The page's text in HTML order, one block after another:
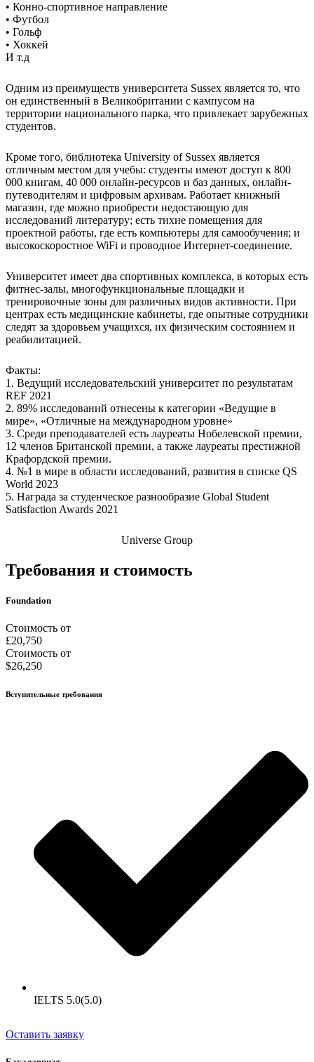
• Конно-спортивное направление
• Футбол
• Гольф
• Хоккей
И т.д
Одним из преимуществ университета Sussex является то, что
он единственный в Великобритании с кампусом на
территории национального парка, что привлекает зарубежных
студентов.
Кроме того, библиотека University of Sussex является
отличным местом для учебы: студенты имеют доступ к 800
000 книгам, 40 000 онлайн-ресурсов и баз данных, онлайн-
путеводителям и цифровым архивам. Работает книжный
магазин, где можно приобрести недостающую для
исследований литературу; есть тихие помещения для
проектной работы, где есть компьютеры для самообучения; и
высокоскоростное WiFi и проводное Интернет-соединение.
Университет имеет два спортивных комплекса, в которых есть
фитнес-залы, многофункциональные площадки и
тренировочные зоны для различных видов активности. При
центрах есть медицинские кабинеты, где опытные сотрудники
следят за здоровьем учащихся, их физическим состоянием и
реабилитацией.
Факты:
1. Ведущий исследовательский университет по результатам
REF 2021
2. 89% исследований отнесены к категории «Ведущие в
мире», «Отличные на международном уровне»
3. Среди преподавателей есть лауреаты Нобелевской премии,
12 членов Британской премии, а также лауреаты престижной
Крафордской премии.
4. №1 в мире в области исследований, развития в списке QS
World 2023
5. Награда за студенческое разнообразие Global Student
Satisfaction Awards 2021
Universe Group
Требования и стоимость
Foundation
Стоимость от
£20,750
Стоимость от
$26,250
Вступительные требования
IELTS 5.0(5.0)
Оставить заявку